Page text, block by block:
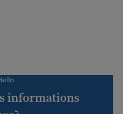
informations